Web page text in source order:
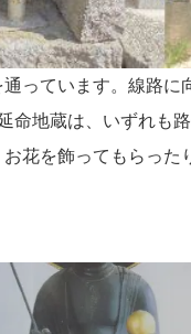
っています。線路
命地蔵は、いずれも
花を飾ってもらった